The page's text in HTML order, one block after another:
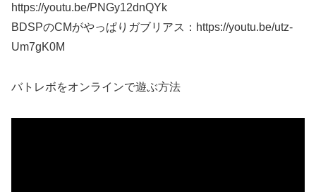
https://youtu.be/PNGy12dnQYk
BDSPのCMがやっぱりガブリアス：https://youtu.be/utz-
Um7gK0M
バトレボをオンラインで遊ぶ方法